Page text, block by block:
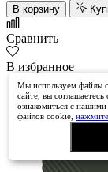
В корзину
Сравнить
В избранное
Мы используем файлы
сайте, вы
ознакомиться с
файлов cookie,